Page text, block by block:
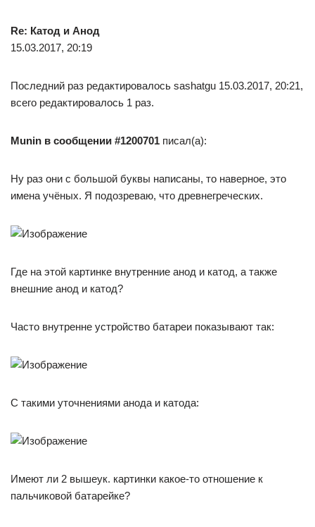
Re: Катод и Анод
15.03.2017, 20:19
Последний раз редактировалось sashatgu 15.03.2017, 20:21,
всего редактировалось 1 раз.
Munin в сообщении #1200701 писал(а):
Ну раз они с большой буквы написаны, то наверное, это
имена учёных. Я подозреваю, что древнегреческих.
Где на этой картинке внутренние анод и катод, а также
внешние анод и катод?
Часто внутренне устройство батареи показывают так:
С такими уточнениями анода и катода:
Имеют ли 2 вышеук. картинки какое-то отношение к
пальчиковой батарейке?